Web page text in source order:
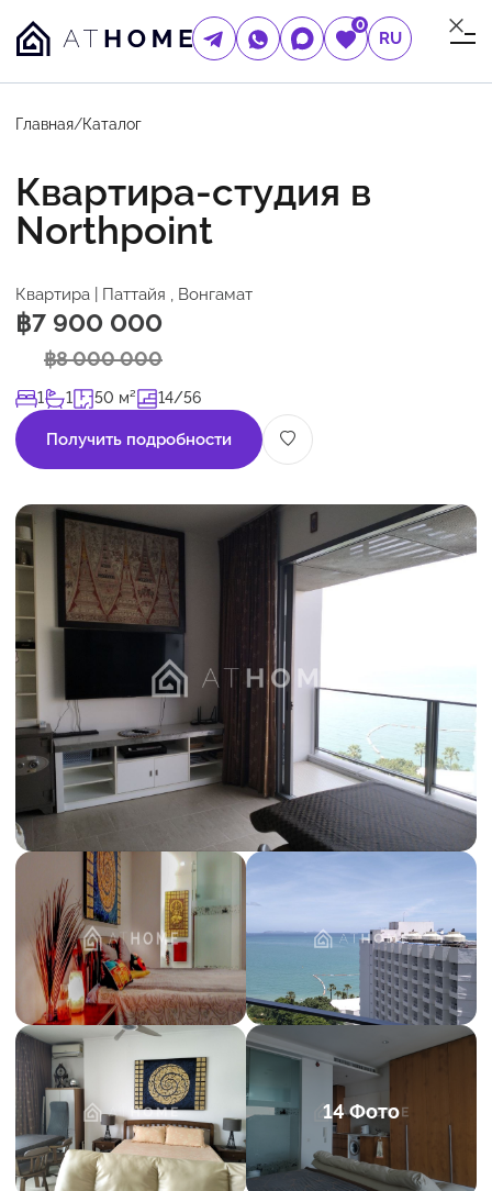
0
RU
Главная/Каталог
Квартира-студия в
Northpoint
Квартира | Паттайя , Вонгамат
฿7 900 000
฿8 000 000
1 1 50 м² 14/56
Получить подробности
14 Фото